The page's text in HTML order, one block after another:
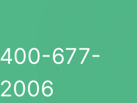
400-677-
2006